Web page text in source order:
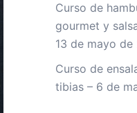
Curso de
gourmet y
13 de mayo de
Curso de
tibias – 6 de